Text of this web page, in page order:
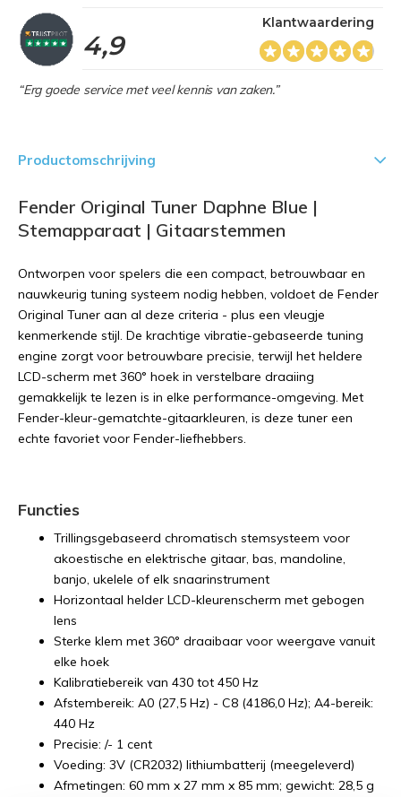
4,9
Klantwaardering
“Erg goede service met veel kennis van zaken.”
Productomschrijving
Fender Original Tuner Daphne Blue |
Stemapparaat | Gitaarstemmen
Ontworpen voor spelers die een compact, betrouwbaar en
nauwkeurig tuning systeem nodig hebben, voldoet de Fender
Original Tuner aan al deze criteria - plus een vleugje
kenmerkende stijl. De krachtige vibratie-gebaseerde tuning
engine zorgt voor betrouwbare precisie, terwijl het heldere
LCD-scherm met 360° hoek in verstelbare draaiing
gemakkelijk te lezen is in elke performance-omgeving. Met
Fender-kleur-gematchte-gitaarkleuren, is deze tuner een
echte favoriet voor Fender-liefhebbers.
Functies
Trillingsgebaseerd chromatisch stemsysteem voor
akoestische en elektrische gitaar, bas, mandoline,
banjo, ukelele of elk snaarinstrument
Horizontaal helder LCD-kleurenscherm met gebogen
lens
Sterke klem met 360° draaibaar voor weergave vanuit
elke hoek
Kalibratiebereik van 430 tot 450 Hz
Afstembereik: A0 (27,5 Hz) - C8 (4186,0 Hz); A4-bereik:
440 Hz
Precisie: /- 1 cent
Voeding: 3V (CR2032) lithiumbatterij (meegeleverd)
Afmetingen: 60 mm x 27 mm x 85 mm; gewicht: 28,5 g